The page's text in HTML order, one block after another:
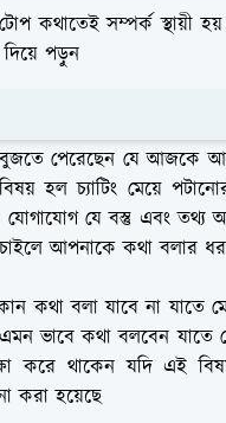
কথাতেই সম্পর্ক স্থায়ী
পড়ুন
পেরেছেন যে আজকে
হল চ্যাটিং মেয়ে
যে বস্তু এবং তথ্য
আপনাকে কথা বলার
কথা বলা যাবে না যাতে
ভাবে কথা বলবেন
করে থাকেন যদি এই
করা হয়েছে